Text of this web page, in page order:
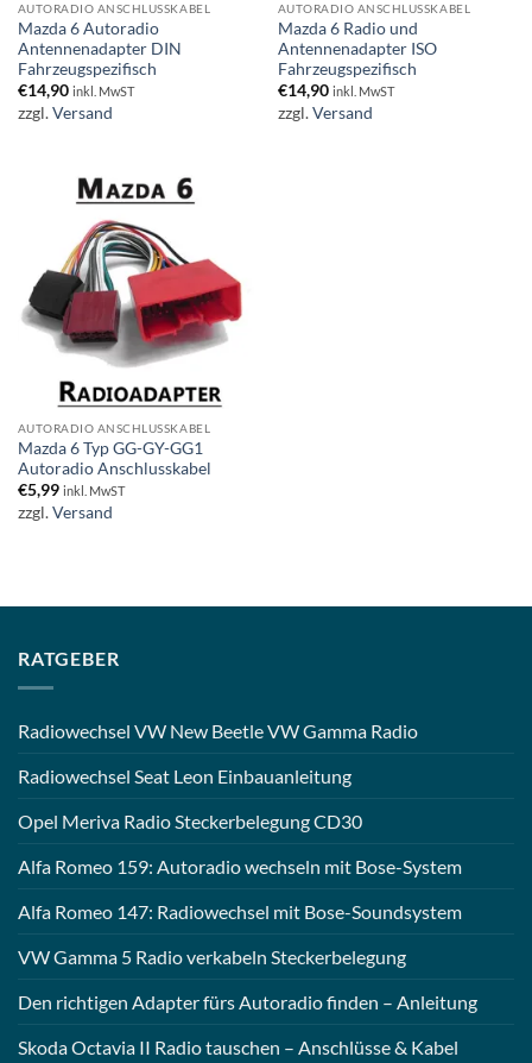
AUTORADIO ANSCHLUSSKABEL
Mazda 6 Autoradio
Antennenadapter DIN
Fahrzeugspezifisch
€14,90 inkl. MwST
zzgl.Versand
AUTORADIO ANSCHLUSSKABEL
Mazda 6 Radio und
Antennenadapter ISO
Fahrzeugspezifisch
€14,90 inkl. MwST
zzgl.Versand
AUTORADIO ANSCHLUSSKABEL
Mazda 6 Typ GG-GY-GG1
Autoradio Anschlusskabel
€5,99 inkl. MwST
zzgl.Versand
RATGEBER
Radiowechsel VW New Beetle VW Gamma Radio
Radiowechsel Seat Leon Einbauanleitung
Opel Meriva Radio Steckerbelegung CD30
Alfa Romeo 159: Autoradio wechseln mit Bose-System
Alfa Romeo 147: Radiowechsel mit Bose-Soundsystem
VW Gamma 5 Radio verkabeln Steckerbelegung
Den richtigen Adapter fürs Autoradio finden – Anleitung
Skoda Octavia II Radio tauschen – Anschlüsse & Kabel